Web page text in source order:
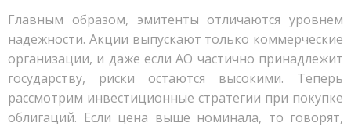
Главным образом, эмитенты отличаются уровнем
надежности. Акции выпускают только коммерческие
организации, и даже если АО частично принадлежит
государству, риски остаются высокими. Теперь
рассмотрим инвестиционные стратегии при покупке
облигаций. Если цена выше номинала, то говорят,